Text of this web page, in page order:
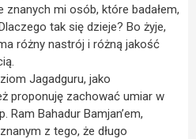
znanych mi osób, które badałem,
tak się dzieje? Bo żyje,
różny nastrój i różną jakość
Jagadguru, jako
proponuję zachować umiar w
Ram Bahadur Bamjan’em,
z tego, że długo